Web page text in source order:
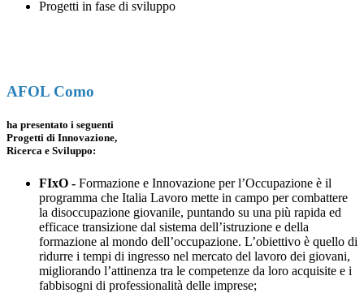
Progetti in fase di sviluppo
AFOL Como
ha presentato i seguenti
Progetti di Innovazione,
Ricerca e Sviluppo:
FIxO - Formazione e Innovazione per l’Occupazione è il
programma che Italia Lavoro mette in campo per combattere
la disoccupazione giovanile, puntando su una più rapida ed
efficace transizione dal sistema dell’istruzione e della
formazione al mondo dell’occupazione. L’obiettivo è quello di
ridurre i tempi di ingresso nel mercato del lavoro dei giovani,
migliorando l’attinenza tra le competenze da loro acquisite e i
fabbisogni di professionalità delle imprese;